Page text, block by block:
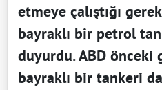
etmeye çalıştığı
bayraklı bir petrol
duyurdu. ABD önceki
bayraklı bir tankeri